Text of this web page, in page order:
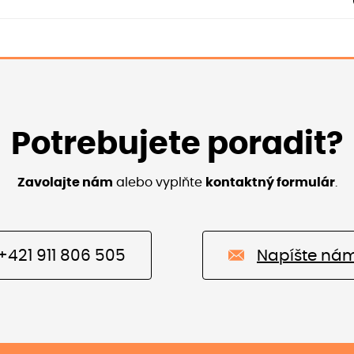
Potrebujete poradit?
Zavolajte nám alebo vyplňte kontaktný formulár.
911 806 505 Napíšte